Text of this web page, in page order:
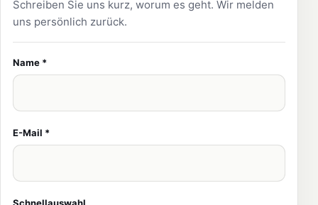
Schreiben Sie uns kurz, worum es geht. Wir melden
uns persönlich zurück.
Name *
E-Mail *